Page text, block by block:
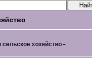
сельское хозяйство